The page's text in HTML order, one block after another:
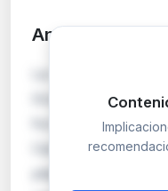
Análisis
La resolución
Granada y el
formaliza el
Carballo como
plaza vinculada.